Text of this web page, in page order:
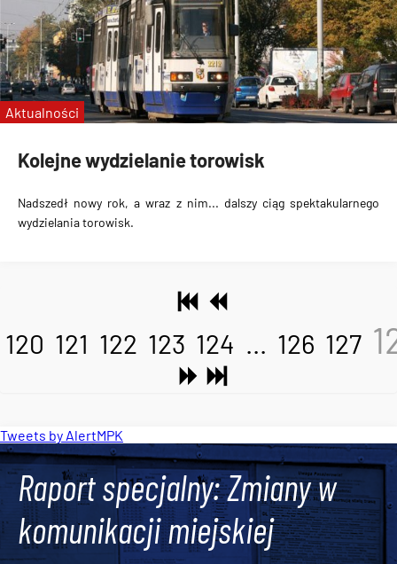
Kolejne wydzielanie torowisk
Nadszedł nowy rok, a wraz z nim... dalszy ciąg spektakularnego
wydzielania torowisk.
Aktualności
120 121 122 123 124 ... 126 127
Tweets by AlertMPK
Raport specjalny: Zmiany w
komunikacji miejskiej